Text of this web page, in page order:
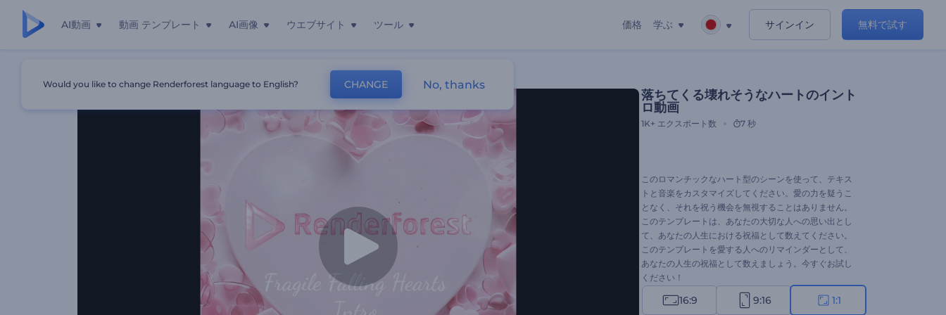
AI動画 動画 テンプレート AI画像 ウエブサイト ツール 価格 学ぶ サインイン 無料で試す
落ちてくる壊れそうなハートのイントロ動画
落ちてくる壊れそうなハートのイント
ロ動画
1K+ エクスポート数 7 秒
このロマンチックなハート型のシーンを使って、テキス
トと音楽をカスタマイズしてください。愛の力を疑うこ
となく、それを祝う機会を無視することはありません。
このテンプレートは、あなたの大切な人への思い出とし
て、あなたの人生における祝福として数えてください。
このテンプレートを愛する人へのリマインダーとして、
あなたの人生の祝福として数えましょう。今すぐお試し
ください！
16:9 9:16 1:1
Would you like to change Renderforest language to English? CHANGE No, thanks